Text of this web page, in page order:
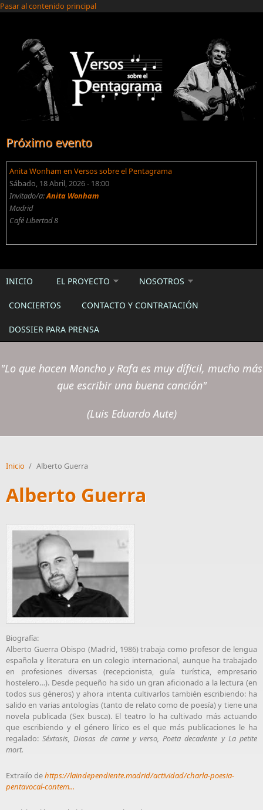
Pasar al contenido principal
Próximo evento
Anita Wonham en Versos sobre el Pentagrama
Sábado, 18 Abril, 2026 - 18:00
Invitado/a:Anita Wonham
Madrid
Café Libertad 8
INICIO EL PROYECTO NOSOTROS
CONCIERTOS CONTACTO Y CONTRATACIÓN
DOSSIER PARA PRENSA
"Lo que hacen Moncho y Rafa es muy díficil, mucho más
que escribir una buena canción"
(Luis Eduardo Aute)
Inicio / Alberto Guerra
Alberto Guerra
Biografía:
Alberto Guerra Obispo (Madrid, 1986) trabaja como profesor de lengua
española y literatura en un colegio internacional, aunque ha trabajado
en profesiones diversas (recepcionista, guía turística, empresario
hostelero…). Desde pequeño ha sido un gran aficionado a la lectura (en
todos sus géneros) y ahora intenta cultivarlos también escribiendo: ha
salido en varias antologías (tanto de relato como de poesía) y tiene una
novela publicada (Sex busca). El teatro lo ha cultivado más actuando
que escribiendo y el género lírico es el que más publicaciones le ha
regalado:Séxtasis, Diosas de carne y verso, Poeta decadente y La petite
mort.
Extraiío dehttps://laindependiente.madrid/actividad/charla-poesia-
pentavocal-contem...